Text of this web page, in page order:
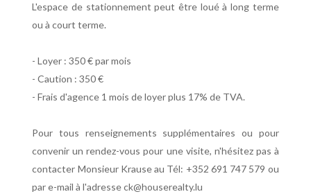
L'espace de stationnement peut être loué à long terme
ou à court terme.
- Loyer : 350 € par mois
- Caution : 350 €
- Frais d'agence 1 mois de loyer plus 17% de TVA.
Pour tous renseignements supplémentaires ou pour
convenir un rendez-vous pour une visite, n'hésitez pas à
contacter Monsieur Krause au Tél: +352 691 747 579 ou
par e-mail à l'adresse ck@houserealty.lu